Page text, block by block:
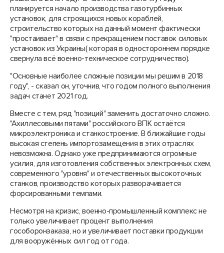
планируется начало производства газотурбинных
установок, для строящихся новых кораблей,
строительство которых на данный момент фактически
"простаивает" в связи с прекращением поставок силовых
установок из Украины( которая в одностороннем порядке
свернула всё военно-техническое сотрудничество).
"Основные наиболее сложные позиции мы решим в 2018
году", - сказал он, уточнив, что годом полного выполнения
задач станет 2021 год.
Вместе с тем, ряд "позиций" заменить достаточно сложно.
"Ахиллесовыми пятами" российского ВПК остаётся
микроэлектроника и станкостроение. В ближайшие годы
высокая степень импортозамещения в этих отраслях
невозможна. Однако уже предпринимаются огромные
усилия, для изготовления собственных электронных схем,
современного "уровня" и отечественных высокоточных
станков, производство которых разворачивается
форсированными темпами.
Несмотря на кризис, военно-промышленный комплекс не
только увеличивает процент выполнения
гособоронзаказа, но и увеличивает поставки продукции
для вооружённых сил год от года.